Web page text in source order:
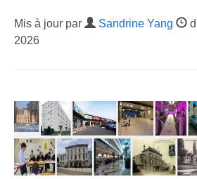
Mis à jour par Sandrine Yang
2026